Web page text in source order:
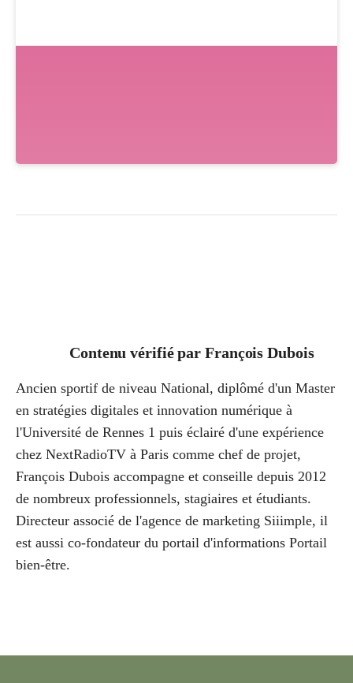
Contenu vérifié par François Dubois
Ancien sportif de niveau National, diplômé d'un Master
en stratégies digitales et innovation numérique à
l'Université de Rennes 1 puis éclairé d'une expérience
chez NextRadioTV à Paris comme chef de projet,
François Dubois accompagne et conseille depuis 2012
de nombreux professionnels, stagiaires et étudiants.
Directeur associé de l'agence de marketing Siiimple, il
est aussi co-fondateur du portail d'informations Portail
bien-être.